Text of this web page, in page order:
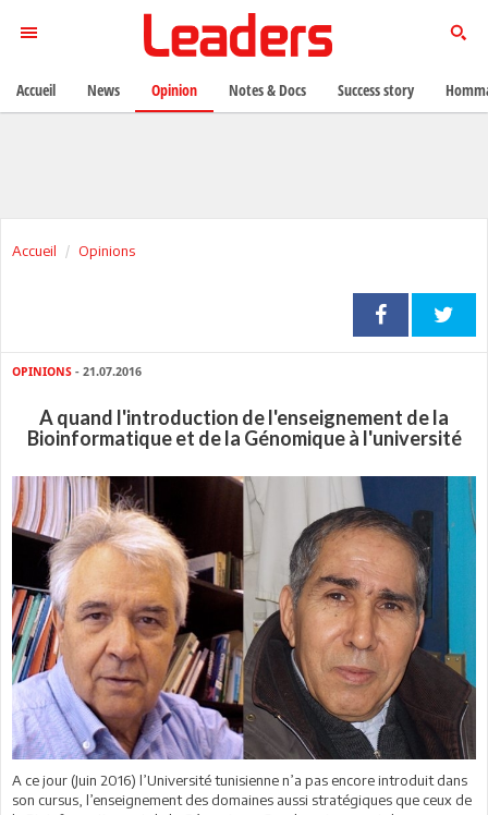
Accueil Opinions
OPINIONS - 21.07.2016
A quand l'introduction de l'enseignement de la
Bioinformatique et de la Génomique à l'université
A ce jour (Juin 2016) l’Université tunisienne n’a pas encore introduit dans
son cursus, l’enseignement des domaines aussi stratégiques que ceux de
Accueil News Opinion Notes & Docs Success story